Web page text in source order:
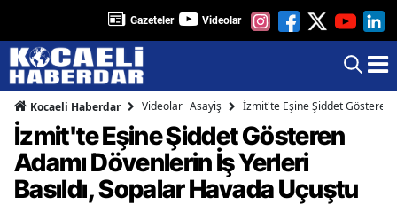
Gazeteler Videolar
Kocaeli Haberdar Videolar Asayiş İzmit'te Eşine Şiddet Gösteren
İzmit'te Eşine Şiddet Gösteren
Adamı Dövenlerin İş Yerleri
Basıldı, Sopalar Havada Uçuştu